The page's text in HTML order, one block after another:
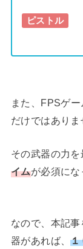
ピストル
また、FPSゲ
だけではありま
その武器の力
イムが必須にな
なので、本記
器があれば、１